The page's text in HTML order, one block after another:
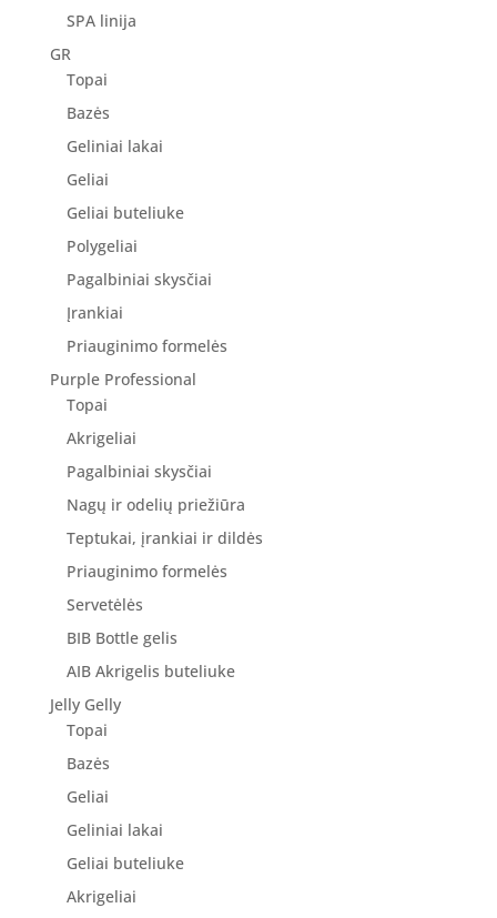
SPA linija
GR
Topai
Bazės
Geliniai lakai
Geliai
Geliai buteliuke
Polygeliai
Pagalbiniai skysčiai
Įrankiai
Priauginimo formelės
Purple Professional
Topai
Akrigeliai
Pagalbiniai skysčiai
Nagų ir odelių priežiūra
Teptukai, įrankiai ir dildės
Priauginimo formelės
Servetėlės
BIB Bottle gelis
AIB Akrigelis buteliuke
Jelly Gelly
Topai
Bazės
Geliai
Geliniai lakai
Geliai buteliuke
Akrigeliai